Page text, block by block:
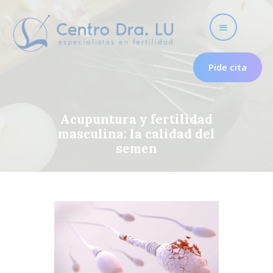
Pide cita
Acupuntura y fertilidad
masculina: la calidad del
semen
Fertilidad
Psicología para la
Tratamientos